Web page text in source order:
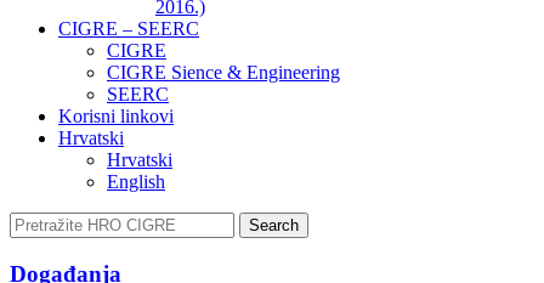
2016.)
CIGRE – SEERC
CIGRE
CIGRE Sience & Engineering
SEERC
Korisni linkovi
Hrvatski
Hrvatski
English
Search
Događanja​